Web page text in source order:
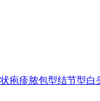
疱疹脓包型结节型白